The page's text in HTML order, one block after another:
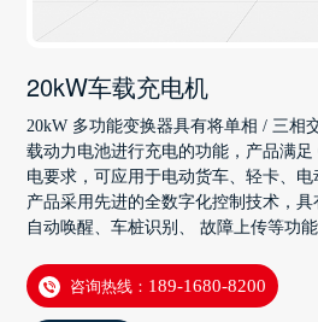
20kW车载充电机
20kW 多功能变换器具有将单相 / 三相
载动力电池进行充电的功能，产品满足
电要求，可应用于电动货车、轻卡、电
产品采用先进的全数字化控制技术，具
自动唤醒、车桩识别、 故障上传等功能
咨询热线： 189-1680-8200